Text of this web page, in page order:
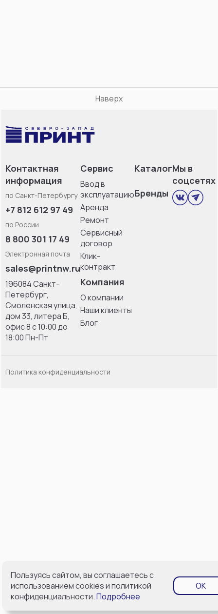
Наверх
Контактная
информация
по Санкт-Петербургу
+7 812 612 97 49
по России
8 800 301 17 49
Электронная почта
sales@printnw.ru
196084 Санкт-
Петербург,
Смоленская улица,
дом 33, литерa Б,
офис 8 с 10:00 до
18:00 Пн-Пт
Сервис
Ввод в
эксплуатацию
Аренда
Ремонт
Сервисный
договор
Клик-
контракт
Компания
О компании
Наши клиенты
Блог
Каталог
Бренды
Мы в
соцсетях
Политика конфиденциальности
Пользуясь сайтом, вы соглашаетесь с
использованием cookies и политикой
конфиденциальности.Подробнее
OK